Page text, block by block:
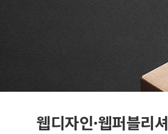
웹디자인·웹퍼블리셔